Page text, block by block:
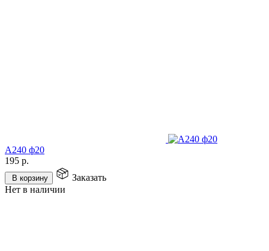
А240 ф20
195 р.
В корзину
Заказать
Нет в наличии